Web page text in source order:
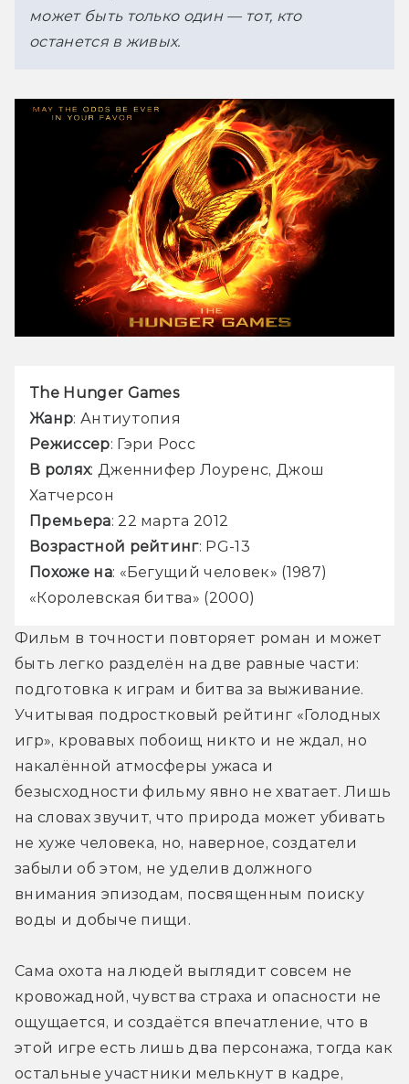
может быть только один — тот, кто
останется в живых.
The Hunger Games
Жанр: Антиутопия
Режиссер: Гэри Росс
В ролях: Дженнифер Лоуренс, Джош
Хатчерсон
Премьера: 22 марта 2012
Возрастной рейтинг: PG-13
Похоже на: «Бегущий человек» (1987)
«Королевская битва» (2000)
Фильм в точности повторяет роман и может
быть легко разделён на две равные части:
подготовка к играм и битва за выживание.
Учитывая подростковый рейтинг «Голодных
игр», кровавых побоищ никто и не ждал, но
накалённой атмосферы ужаса и
безысходности фильму явно не хватает. Лишь
на словах звучит, что природа может убивать
не хуже человека, но, наверное, создатели
забыли об этом, не уделив должного
внимания эпизодам, посвященным поиску
воды и добыче пищи.
Сама охота на людей выглядит совсем не
кровожадной, чувства страха и опасности не
ощущается, и создаётся впечатление, что в
этой игре есть лишь два персонажа, тогда как
остальные участники мелькнут в кадре,